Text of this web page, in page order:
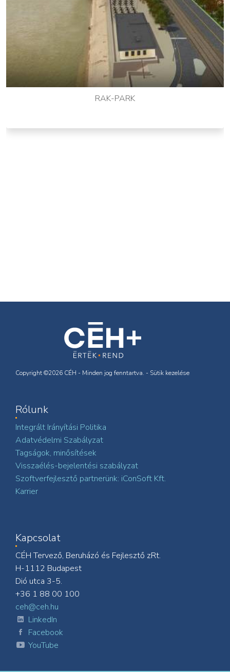
RAK-PARK
Copyright ©2026 CÉH - Minden jog fenntartva. - Sütik kezelése
Rólunk
Integrált Irányítási Politika
Adatvédelmi Szabályzat
Tagságok, minősítések
Visszaélés-bejelentési szabályzat
Szoftverfejlesztő partnerünk: iConSoft Kft.
Karrier
Kapcsolat
CÉH Tervező, Beruházó és Fejlesztő zRt.
H-1112 Budapest
Dió utca 3-5.
+36 1 88 00 100
ceh@ceh.hu
LinkedIn
Facebook
YouTube